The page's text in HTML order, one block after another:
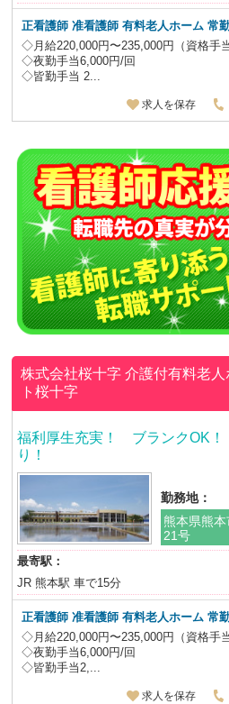
正看護師 准看護師 有料老人ホーム 常
◇月給220,000円〜235,000円（資格手
◇夜勤手当6,000円/回
◇皆勤手当 2...
求人を保存
株式会社桜十字介護付有料老
ト桜十字
福利厚生充実！ ブランクOK
り！
勤務地：
熊本県熊
21号
最寄駅：
JR 熊本駅 車で15分
正看護師 准看護師 有料老人ホーム 常
◇月給220,000円〜235,000円（資格手
◇夜勤手当6,000円/回
◇皆勤手当2,...
求人を保存